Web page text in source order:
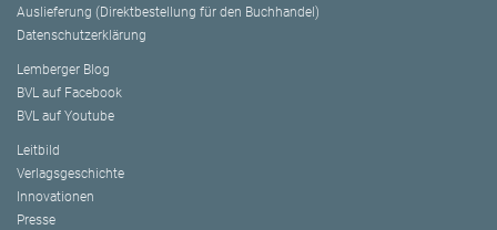
Auslieferung (Direktbestellung für den Buchhandel)
Datenschutzerklärung
Lemberger Blog
BVL auf Facebook
BVL auf Youtube
Leitbild
Verlagsgeschichte
Innovationen
Presse